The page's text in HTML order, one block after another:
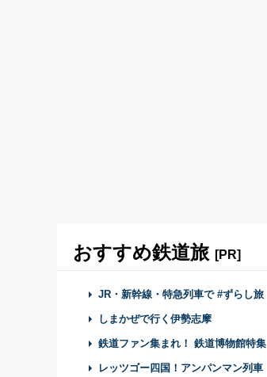
おすすめ鉄道旅 [PR]
JR・新幹線・特急列車で #ずらし旅
しまかぜで行く伊勢志摩
鉄道ファン集まれ！ 鉄道博物館特集
レッツゴー四国！アンパンマン列車